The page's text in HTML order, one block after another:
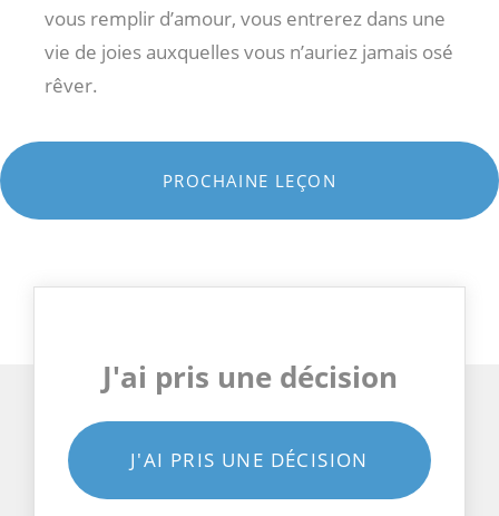
vous remplir d’amour, vous entrerez dans une
vie de joies auxquelles vous n’auriez jamais osé
rêver.
PROCHAINE LEÇON
J'ai pris une décision
J'AI PRIS UNE DÉCISION